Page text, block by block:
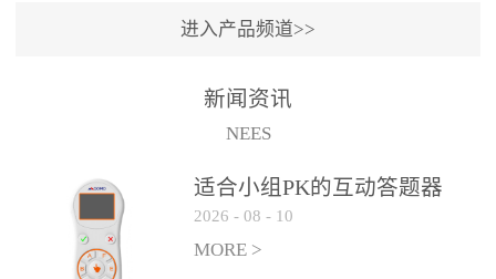
QVote 以 “让每一堂课都充
功能与数据化教学分析，
课堂互动解决方案，重新
定义了师生互动的新模
式。极简操作，轻松融入
教学流程QVote 深谙教师
进入产品频道>>
新闻资讯
NEES
适合小组PK的互动答题器
2026 - 08 - 10
MORE >